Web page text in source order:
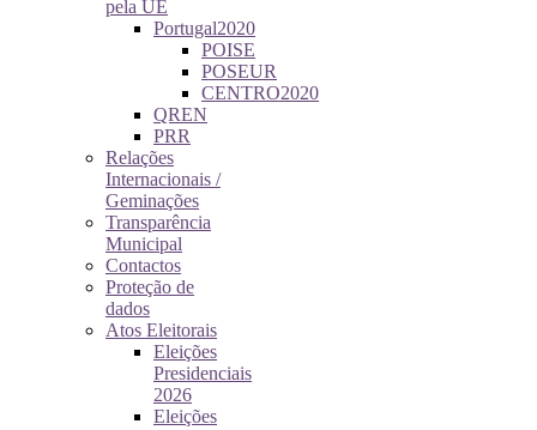
pela UE
Portugal2020
POISE
POSEUR
CENTRO2020
QREN
PRR
Relações
Internacionais /
Geminações
Transparência
Municipal
Contactos
Proteção de
dados
Atos Eleitorais
Eleições
Presidenciais
2026
Eleições